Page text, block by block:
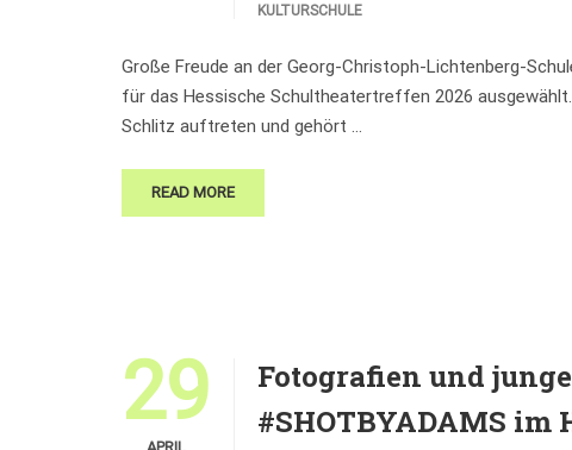
KULTURSCHULE
Große Freude an der Georg-Christoph-Lichtenberg-
für das Hessische Schultheatertreffen 2026
Schlitz auftreten und gehört …
READ MORE
29
Fotografien und
#SHOTBYADAMS im